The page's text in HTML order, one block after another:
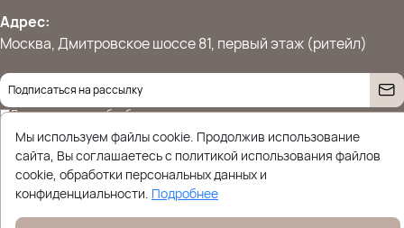
Адрес:
Москва, Дмитровское шоссе 81, первый этаж (ритейл)
Даю согласие наобработку персональных данных
© 2026 Ettoplus.ru — Все права защищены.
Политика конфиденциальности
Мы используем файлы cookie. Продолжив использование
сайта, Вы соглашаетесь с политикой использования файлов
cookie, обработки персональных данных и
конфиденциальности. Подробнее